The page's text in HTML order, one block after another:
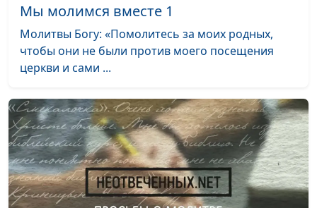
Мы молимся вместе 6
Мы молимся вместе 5 #5
Мы молимся вместе 4
Мы молимся вместе 3 #3
Мы молимся вместе 2 #2
Мы молимся вместе 1 #1
Мы молимся вместе 1
Молитвы Богу: «Помолитесь за моих родных,
чтобы они не были против моего посещения
церкви и сами ...